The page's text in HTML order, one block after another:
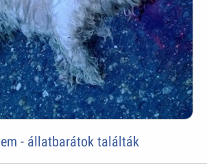
- állatbarátok találták